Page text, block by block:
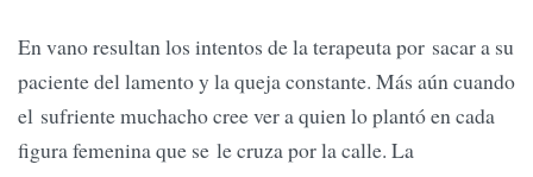
En vano resultan los intentos de la terapeuta por sacar a su
paciente del lamento y la queja constante. Más aún cuando
el sufriente muchacho cree ver a quien lo plantó en cada
figura femenina que se le cruza por la calle. La